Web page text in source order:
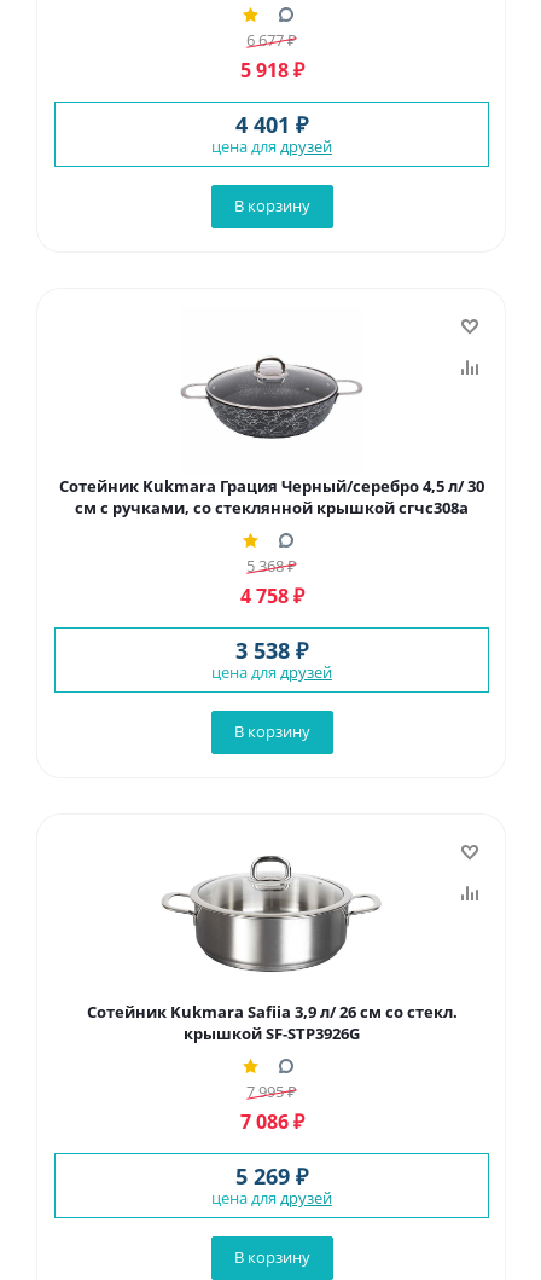
6 677₽
5 918₽
4 401 ₽
цена для друзей
В корзину
Сотейник Kukmara Грация Черный/серебро 4,5 л/ 30
см с ручками, со стеклянной крышкой сгчс308а
5 368₽
4 758₽
3 538 ₽
цена для друзей
В корзину
Сотейник Kukmara Safiia 3,9 л/ 26 см со стекл.
крышкой SF-STP3926G
7 995₽
7 086₽
5 269 ₽
цена для друзей
В корзину